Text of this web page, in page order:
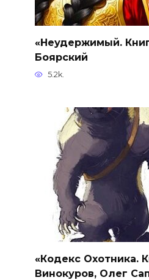
«Неудержимый.
Боярский
5.2k.
«Кодекс Охотника.
Винокуров, Олег